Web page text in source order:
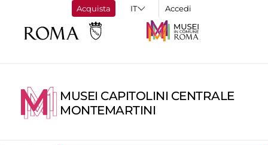
Acquista Accedi
MUSEI CAPITOLINI CENTRALE
MONTEMARTINI